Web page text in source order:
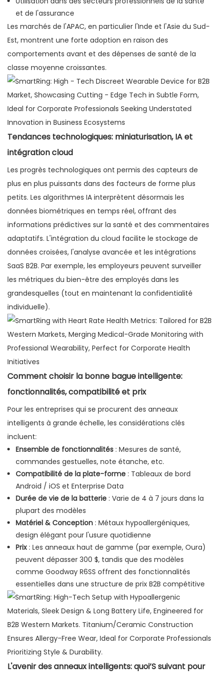
et de l'assurance
Les marchés de l'APAC, en particulier l'Inde et l'Asie du Sud-
Est, montrent une forte adoption en raison des
comportements avant et des dépenses de santé de la
classe moyenne croissantes.
Tendances technologiques: miniaturisation, IA et
intégration cloud
Les progrès technologiques ont permis des capteurs de
plus en plus puissants dans des facteurs de forme plus
petits. Les algorithmes IA interprètent désormais les
données biométriques en temps réel, offrant des
informations prédictives sur la santé et des commentaires
adaptatifs. L'intégration du cloud facilite le stockage de
données croisées, l'analyse avancée et les intégrations
SaaS B2B. Par exemple, les employeurs peuvent surveiller
les métriques du bien-être des employés dans les
grandesquelles (tout en maintenant la confidentialité
individuelle).
Comment choisir la bonne bague intelligente:
fonctionnalités, compatibilité et prix
Pour les entreprises qui se procurent des anneaux
intelligents à grande échelle, les considérations clés
incluent:
Ensemble de fonctionnalités : Mesures de santé,
commandes gestuelles, note étanche, etc.
Compatibilité de la plate-forme : Tableaux de bord
Android / iOS et Enterprise Data
Durée de vie de la batterie : Varie de 4 à 7 jours dans la
plupart des modèles
Matériel & Conception : Métaux hypoallergéniques,
design élégant pour l'usure quotidienne
Prix : Les anneaux haut de gamme (par exemple, Oura)
peuvent dépasser 300 $, tandis que des modèles
comme Goodway R6SS offrent des fonctionnalités
essentielles dans une structure de prix B2B compétitive
L'avenir des anneaux intelligents: quoi’S suivant pour